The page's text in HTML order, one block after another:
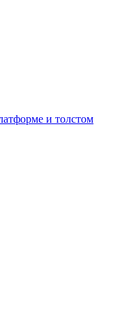
и толстом